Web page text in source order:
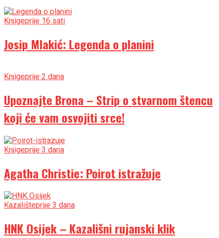
Knjigeprije 16 sati
Josip Mlakić: Legenda o planini
Knjigeprije 2 dana
Upoznajte Brona – Strip o stvarnom štencu
koji će vam osvojiti srce!
Knjigeprije 3 dana
Agatha Christie: Poirot istražuje
Kazališteprije 3 dana
HNK Osijek – Kazališni rujanski klik